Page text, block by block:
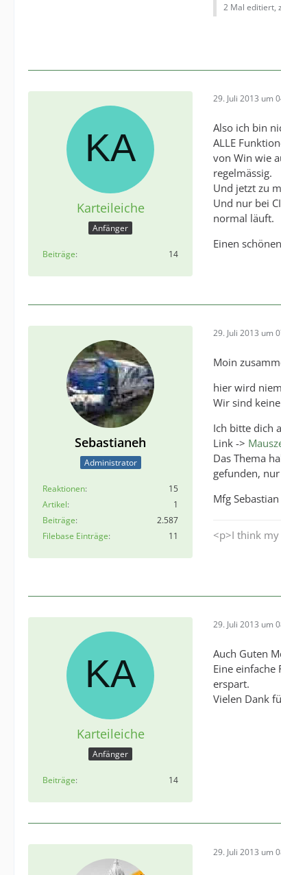
2 Mal editiert,
Karteileiche
Anfänger
Beiträge 14
29. Juli 2013 um
Also ich bin
ALLE
von Win wie
regelmässig.
Und jetzt zu
Und nur bei
normal läuft.
Einen
Sebastianeh
Administrator
Reaktionen
15
Artikel
1
Beiträge
2.587
Filebase Einträge
11
29. Juli 2013 um
Moin
hier wird
Wir sind
Ich bitte dich
Link ->
Das Thema
gefunden,
Mfg Sebastian
<p>I think
Karteileiche
Anfänger
Beiträge 14
29. Juli 2013 um
Auch Guten
Eine
erspart.
Vielen Dank
29. Juli 2013 um